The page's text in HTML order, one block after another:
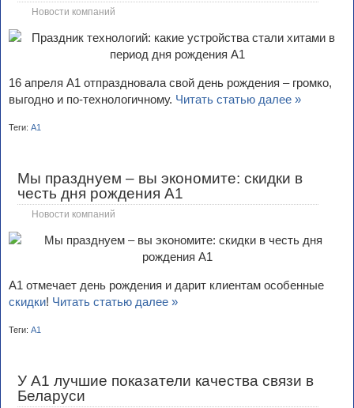
Новости компаний
16 апреля А1 отпраздновала свой день рождения – громко,
выгодно и по‑технологичному. Читать статью далее »
Теги: А1
Мы празднуем – вы экономите: скидки в
честь дня рождения А1
Новости компаний
А1 отмечает день рождения и дарит клиентам особенные
скидки! Читать статью далее »
Теги: А1
У А1 лучшие показатели качества связи в
Беларуси